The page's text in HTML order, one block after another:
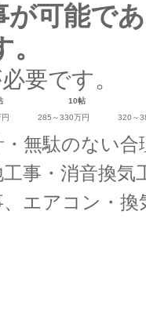
が可能で
要です。
10帖
285～330万円 320～
無駄のない
事・消音換気
エアコン・